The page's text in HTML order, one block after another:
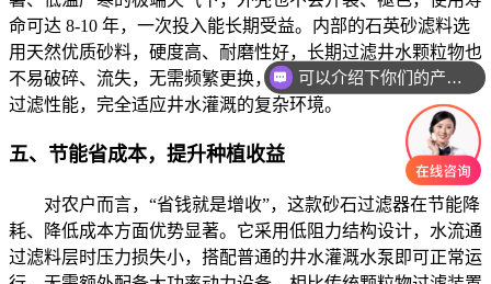
命可达 8-10 年，一次投入能长期受益。内部的石英砂滤料选
用天然优质砂料，硬度高、耐磨性好，长期过滤井水颗粒物也
不易破碎、流失，无需频繁更换，仅需定期维护就能保持稳定
过滤性能，完全适应井水灌溉的复杂环境。
五、节能省成本，提升种植收益
对农户而言，“省钱就是增收”，这款砂石过滤器在节能降
耗、降低成本方面优势显著。它采用低阻力结构设计，水流通
过滤料层时压力损失小，搭配普通的井水灌溉水泵即可正常运
可以介绍下你们的产品么